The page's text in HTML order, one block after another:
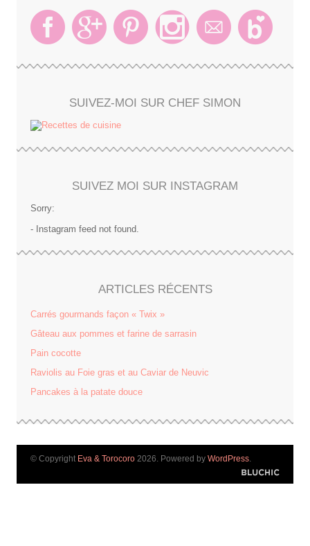
SUIVEZ-MOI SUR CHEF SIMON
SUIVEZ MOI SUR INSTAGRAM
Sorry:
- Instagram feed not found.
ARTICLES RÉCENTS
Carrés gourmands façon « Twix »
Gâteau aux pommes et farine de sarrasin
Pain cocotte
Raviolis au Foie gras et au Caviar de Neuvic
Pancakes à la patate douce
© Copyright Eva & Torocoro 2026. Powered by WordPress